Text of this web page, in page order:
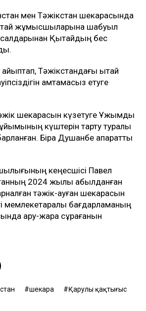
мен Тәжікстан шекарасында
жұмысшыларына шабуыл
Қытайдың бес
Тәжікстандағы қытай
қамтамасыз етуге
шекарасын күзетуге Ұжымдық
ұйымының күштерін тарту туралы
Бірақ Душанбе ақпаратты
кеңесшісі Павел
2024 жылы қабылданған
тәжік-ауған шекарасын
мемлекетаралық бағдарламаның
қару-жарақ сұрағанын
шекара
Қарулы қақтығыс